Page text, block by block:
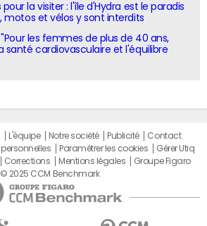
la visiter : l'île d'Hydra est le paradis
motos et vélos y sont interdits
"Pour les femmes de plus de 40 ans,
santé cardiovasculaire et l'équilibre
L'équipe Notre société Publicité
Contact
personnelles Paramétrer les cookies
Gérer Utiq
Corrections Mentions légales
Groupe Figaro
© 2025 CCM Benchmark